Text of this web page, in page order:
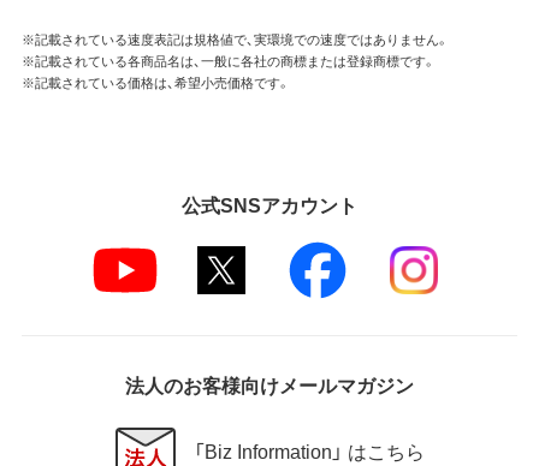
※記載されている速度表記は規格値で、実環境での速度ではありません。
※記載されている各商品名は、一般に各社の商標または登録商標です。
※記載されている価格は、希望小売価格です。
公式SNSアカウント
法人のお客様向けメールマガジン
「Biz Information」 はこちら